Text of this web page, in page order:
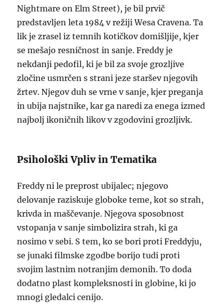
Nightmare on Elm Street), je bil prvič
predstavljen leta 1984 v režiji Wesa Cravena. Ta
lik je zrasel iz temnih kotičkov domišljije, kjer
se mešajo resničnost in sanje. Freddy je
nekdanji pedofil, ki je bil za svoje grozljive
zločine usmrčen s strani jeze staršev njegovih
žrtev. Njegov duh se vrne v sanje, kjer preganja
in ubija najstnike, kar ga naredi za enega izmed
najbolj ikoničnih likov v zgodovini grozljivk.
Psihološki Vpliv in Tematika
Freddy ni le preprost ubijalec; njegovo
delovanje raziskuje globoke teme, kot so strah,
krivda in maščevanje. Njegova sposobnost
vstopanja v sanje simbolizira strah, ki ga
nosimo v sebi. S tem, ko se bori proti Freddyju,
se junaki filmske zgodbe borijo tudi proti
svojim lastnim notranjim demonih. To doda
dodatno plast kompleksnosti in globine, ki jo
mnogi gledalci cenijo.